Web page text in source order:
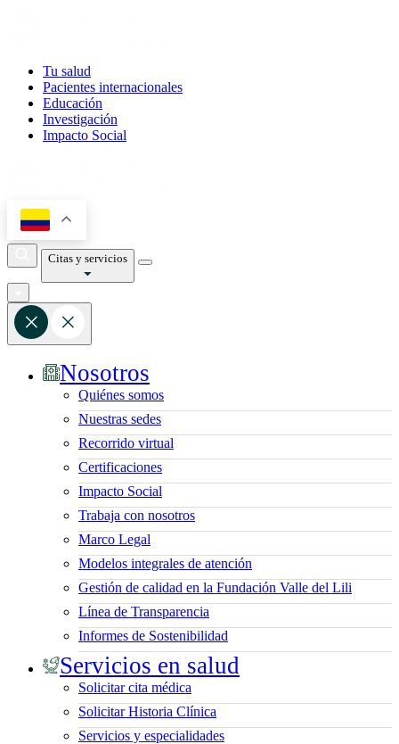
Tu salud
Pacientes internacionales
Educación
Investigación
Impacto Social
Citas y servicios
Nosotros
Quiénes somos
Nuestras sedes
Recorrido virtual
Certificaciones
Impacto Social
Trabaja con nosotros
Marco Legal
Modelos integrales de atención
Gestión de calidad en la Fundación Valle del Lili
Línea de Transparencia
Informes de Sostenibilidad
Servicios en salud
Solicitar cita médica
Solicitar Historia Clínica
Servicios y especialidades